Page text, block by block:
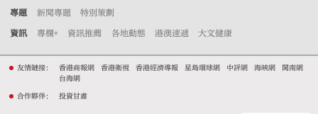
專題 新聞專題 特別策劃
資訊 專欄+ 資訊推薦 各地動態 港澳速遞 大文健康
友情鏈接： 香港商報網 香港衛視 香港經濟導報 星島環球網 中評網 海峽網
閩南網
台海網
合作夥伴： 投資甘肅